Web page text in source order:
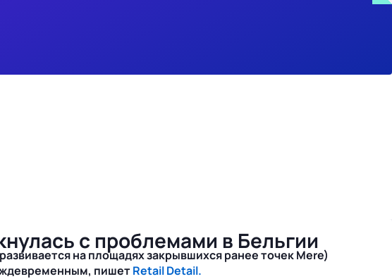
с проблемами в Бельгии
на площадях закрывшихся ранее точек Mere)
пишетRetail Detail.